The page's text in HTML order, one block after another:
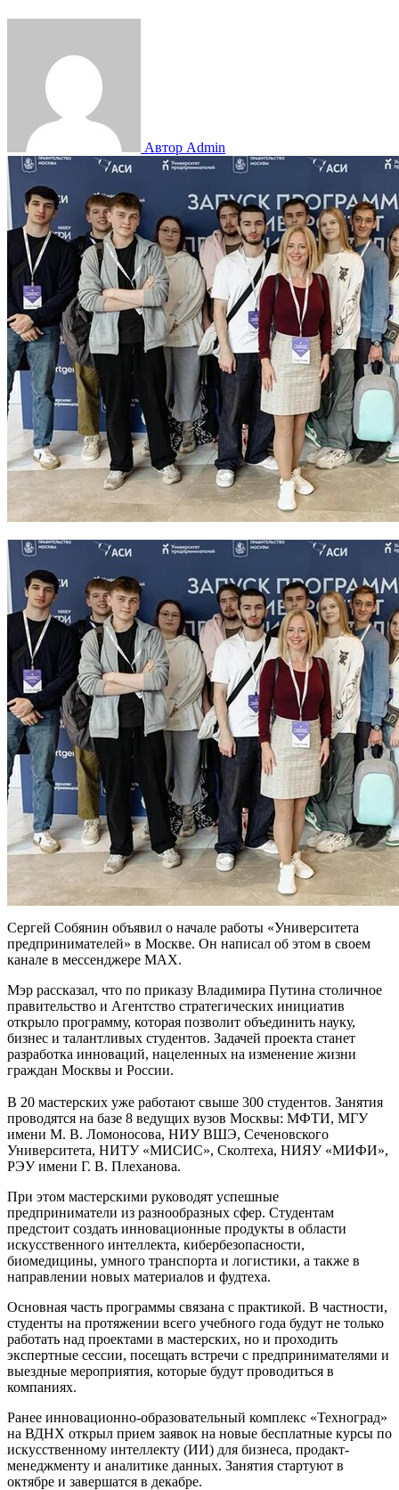
Автор Admin
Сергей Собянин объявил о начале работы «Университета
предпринимателей» в Москве. Он написал об этом в своем
канале в мессенджере MAX.
Мэр рассказал, что по приказу Владимира Путина столичное
правительство и Агентство стратегических инициатив
открыло программу, которая позволит объединить науку,
бизнес и талантливых студентов. Задачей проекта станет
разработка инноваций, нацеленных на изменение жизни
граждан Москвы и России.
В 20 мастерских уже работают свыше 300 студентов. Занятия
проводятся на базе 8 ведущих вузов Москвы: МФТИ, МГУ
имени М. В. Ломоносова, НИУ ВШЭ, Сеченовского
Университета, НИТУ «МИСИС», Сколтеха, НИЯУ «МИФИ»,
РЭУ имени Г. В. Плеханова.
При этом мастерскими руководят успешные
предприниматели из разнообразных сфер. Студентам
предстоит создать инновационные продукты в области
искусственного интеллекта, кибербезопасности,
биомедицины, умного транспорта и логистики, а также в
направлении новых материалов и фудтеха.
Основная часть программы связана с практикой. В частности,
студенты на протяжении всего учебного года будут не только
работать над проектами в мастерских, но и проходить
экспертные сессии, посещать встречи с предпринимателями и
выездные мероприятия, которые будут проводиться в
компаниях.
Ранее инновационно-образовательный комплекс «Техноград»
на ВДНХ открыл прием заявок на новые бесплатные курсы по
искусственному интеллекту (ИИ) для бизнеса, продакт-
менеджменту и аналитике данных. Занятия стартуют в
октябре и завершатся в декабре.